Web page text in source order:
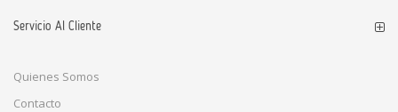
Servicio Al Cliente
Quienes Somos
Contacto